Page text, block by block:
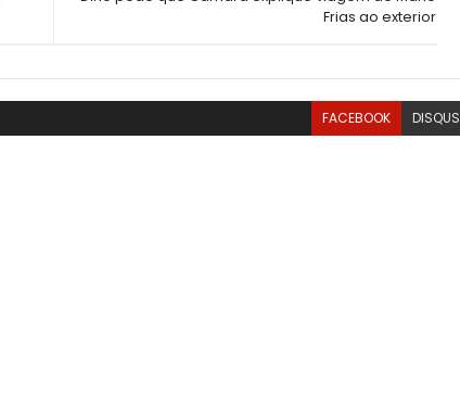
Frias ao exterior
FACEBOOK DISQUS